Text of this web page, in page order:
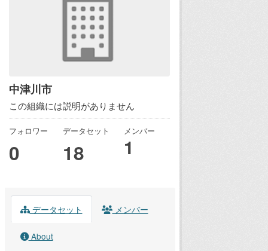
中津川市
この組織には説明がありません
フォロワー
0
データセット
18
メンバー
1
データセット メンバー
About